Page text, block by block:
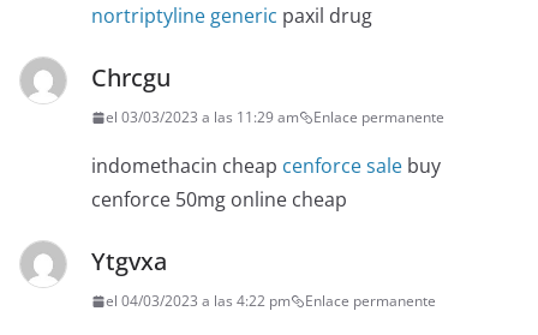
nortriptyline generic paxil drug
Chrcgu
el 03/03/2023 a las 11:29 am Enlace permanente
indomethacin cheap cenforce sale buy
cenforce 50mg online cheap
Ytgvxa
el 04/03/2023 a las 4:22 pm Enlace permanente